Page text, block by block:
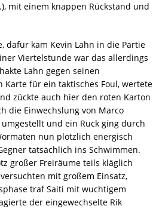
mit einem knappen Rückstand und
dafür kam Kevin Lahn in die Partie
Viertelstunde war das allerdings
Lahn gegen seinen
für ein taktisches Foul, wertete
zückte auch hier den roten Karton
die Einwechslung von Marco
und ein Ruck ging durch
nun plötzlich energisch
tatsächlich ins Schwimmen.
großer Freiräume teils kläglich
mit großem Einsatz,
traf Saiti mit wuchtigem
der eingewechselte Rik